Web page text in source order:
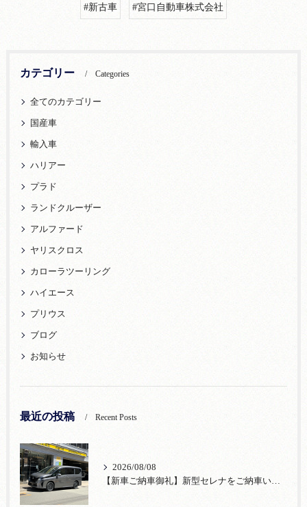
#新古車 #宮口自動車株式会社
カテゴリー Categories
全てのカテゴリー
国産車
輸入車
ハリアー
プラド
ランドクルーザー
アルファード
ヤリスクロス
カローラツーリング
ハイエース
プリウス
ブログ
お知らせ
最近の投稿 Recent Posts
2026/08/08
【新車ご納車御礼】新型セレナをご納車いたしました！宮口自動車株式会社